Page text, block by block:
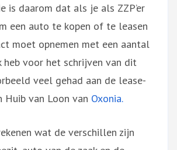
is daarom dat als je als ZZP’er
een auto te kopen of te leasen
moet opnemen met een aantal
heb voor het schrijven van dit
veel gehad aan de lease-
Huib van Loon van Oxonia.
wat de verschillen zijn